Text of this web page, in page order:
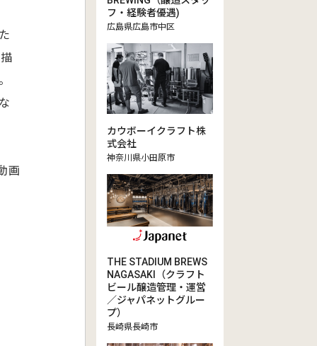
画
フ・経験者優遇)
広島県広島市中区
カウボーイクラフト株
式会社
神奈川県小田原市
THE STADIUM BREWS
NAGASAKI（クラフト
ビール醸造管理・運営
／ジャパネットグルー
プ）
長崎県長崎市